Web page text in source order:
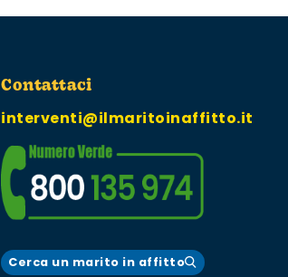
Contattaci
interventi@ilmaritoinaffitto.it
Cerca un marito in affitto